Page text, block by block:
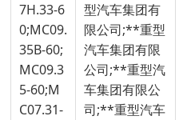
7H.33-6
0;MC09.
35B-60;
MC09.3
5-60;M
C07.31-
型汽车集团有
限公司;**重型
汽车集团有限
公司;**重型汽
车集团有限公
司;**重型汽车